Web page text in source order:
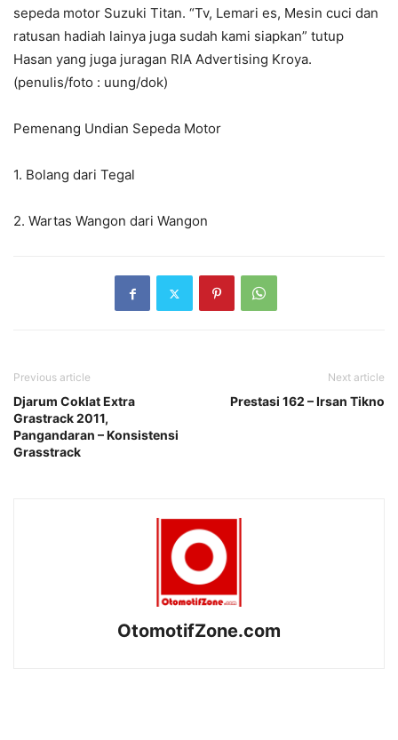
sepeda motor Suzuki Titan. “Tv, Lemari es, Mesin cuci dan
ratusan hadiah lainya juga sudah kami siapkan” tutup
Hasan yang juga juragan RIA Advertising Kroya.
(penulis/foto : uung/dok)
Pemenang Undian Sepeda Motor
1. Bolang dari Tegal
2. Wartas Wangon dari Wangon
Previous article
Djarum Coklat Extra
Grastrack 2011,
Pangandaran – Konsistensi
Grasstrack
Next article
Prestasi 162 – Irsan Tikno
OtomotifZone.com